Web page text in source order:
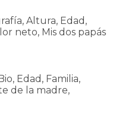
Altura, Edad,
neto, Mis dos papás
Edad, Familia,
de la madre,